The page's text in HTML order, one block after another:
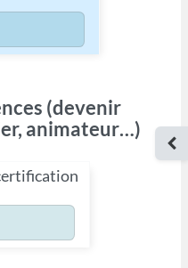
(devenir
animateur…)